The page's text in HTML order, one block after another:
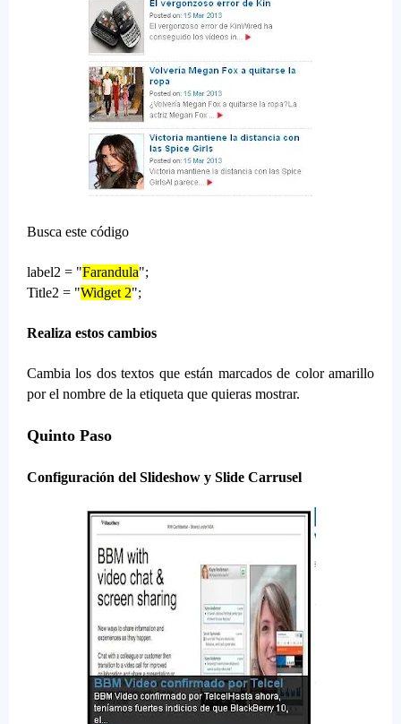
Busca este código
label2 = "Farandula";
Title2 = "Widget 2";
Realiza estos cambios
Cambia los dos textos que están marcados de color amarillo
por el nombre de la etiqueta que quieras mostrar.
Quinto Paso
Configuración del Slideshow y Slide Carrusel